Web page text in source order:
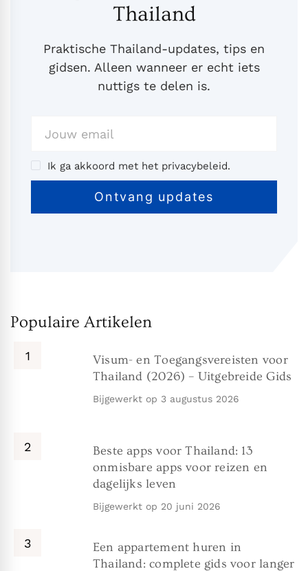
Thailand
Praktische Thailand-updates, tips en
gidsen. Alleen wanneer er echt iets
nuttigs te delen is.
Ik ga akkoord met het privacybeleid.
Populaire Artikelen
Visum- en Toegangsvereisten voor
Thailand (2026) – Uitgebreide Gids
Bijgewerkt op 3 augustus 2026
Beste apps voor Thailand: 13
onmisbare apps voor reizen en
dagelijks leven
Bijgewerkt op 20 juni 2026
Een appartement huren in
Thailand: complete gids voor langer